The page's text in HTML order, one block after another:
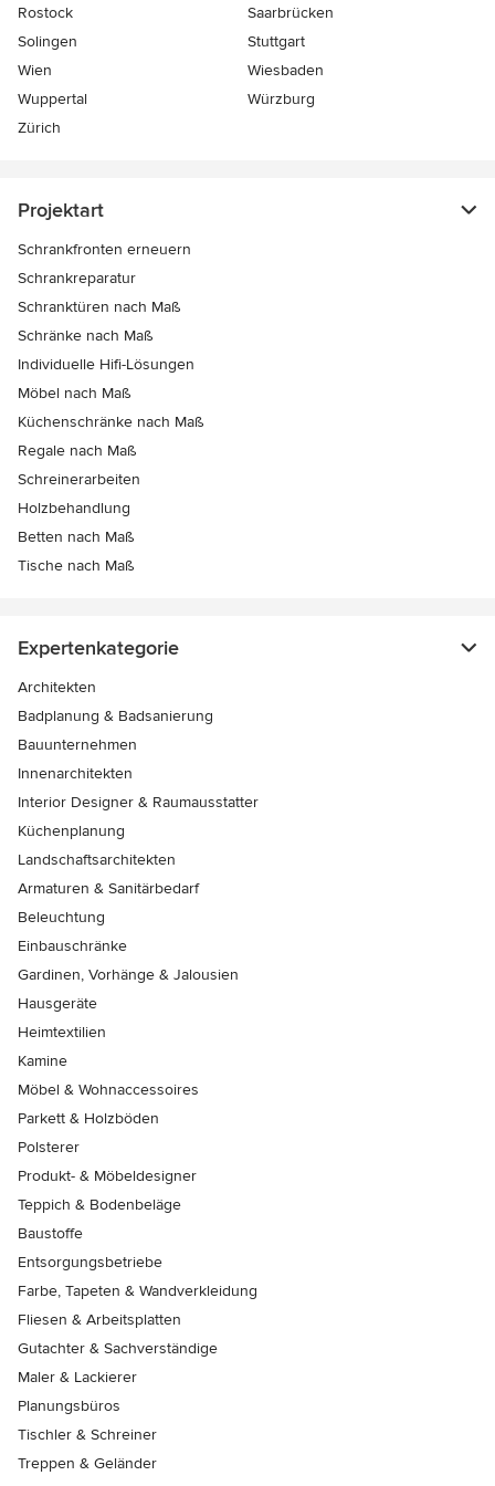
Rostock
Saarbrücken
Solingen
Stuttgart
Wien
Wiesbaden
Wuppertal
Würzburg
Zürich
Projektart
Schrankfronten erneuern
Schrankreparatur
Schranktüren nach Maß
Schränke nach Maß
Individuelle Hifi-Lösungen
Möbel nach Maß
Küchenschränke nach Maß
Regale nach Maß
Schreinerarbeiten
Holzbehandlung
Betten nach Maß
Tische nach Maß
Expertenkategorie
Architekten
Badplanung & Badsanierung
Bauunternehmen
Innenarchitekten
Interior Designer & Raumausstatter
Küchenplanung
Landschaftsarchitekten
Armaturen & Sanitärbedarf
Beleuchtung
Einbauschränke
Gardinen, Vorhänge & Jalousien
Hausgeräte
Heimtextilien
Kamine
Möbel & Wohnaccessoires
Parkett & Holzböden
Polsterer
Produkt- & Möbeldesigner
Teppich & Bodenbeläge
Baustoffe
Entsorgungsbetriebe
Farbe, Tapeten & Wandverkleidung
Fliesen & Arbeitsplatten
Gutachter & Sachverständige
Maler & Lackierer
Planungsbüros
Tischler & Schreiner
Treppen & Geländer